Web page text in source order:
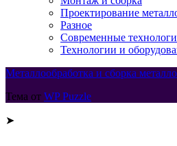
Проектирование
Разное
Современные
Технологии и
Металлообработка и сборка
Тема от WP Puzzle
➤